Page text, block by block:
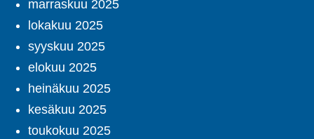
marraskuu 2025
lokakuu 2025
syyskuu 2025
elokuu 2025
heinäkuu 2025
kesäkuu 2025
toukokuu 2025